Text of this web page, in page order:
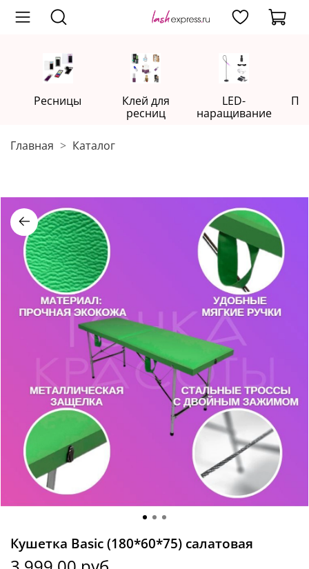
Ресницы
Клей для
ресниц
LED-
наращивание
Главная Каталог
Кушетка Basic (180*60*75) салатовая